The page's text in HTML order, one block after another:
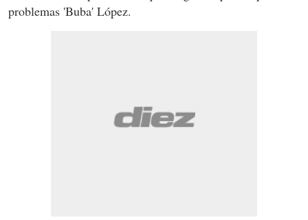
problemas 'Buba' López.